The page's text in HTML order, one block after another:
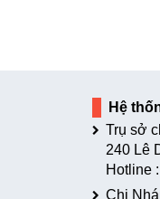
Hệ
Trụ sở
240 Lê
Hotline :
Chi